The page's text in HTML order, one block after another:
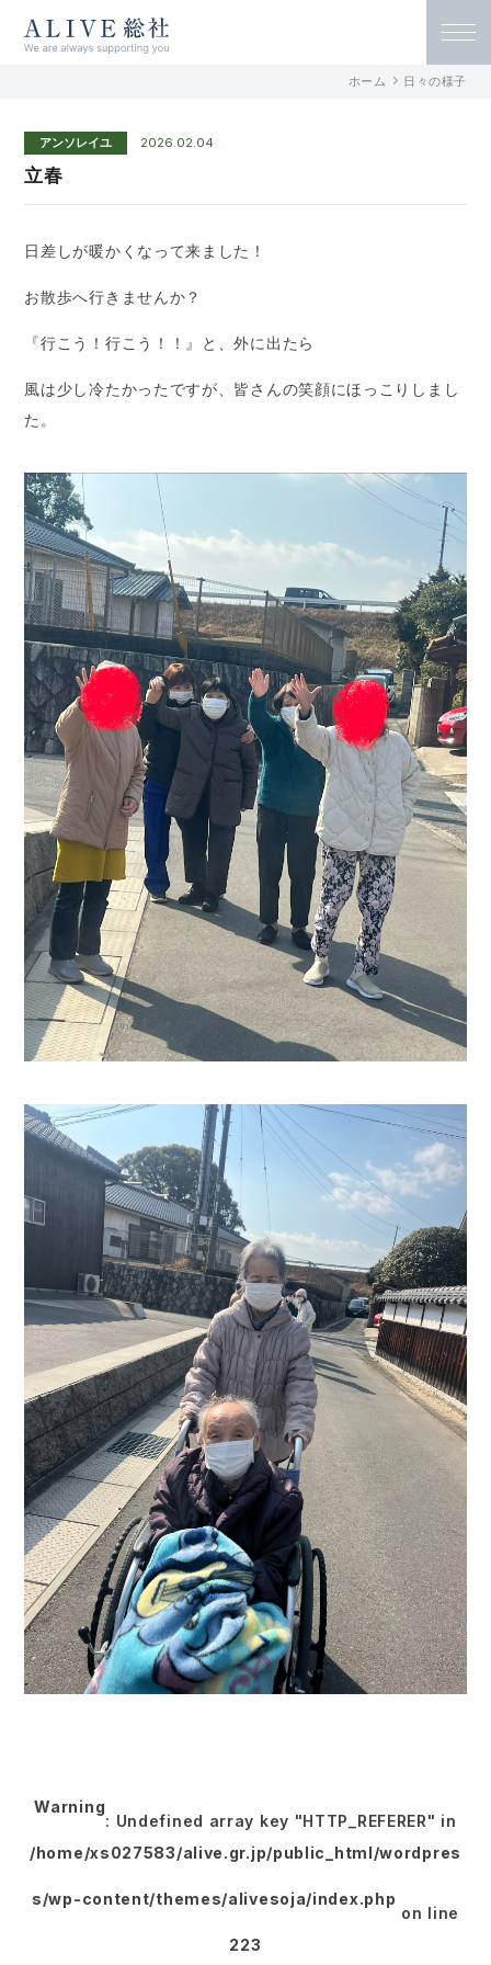
アンソレイユ総社
ホーム 日々の様子
アンソレイユ 2026.02.04
立春
日差しが暖かくなって来ました！
お散歩へ行きませんか？
『行こう！行こう！！』と、外に出たら
風は少し冷たかったですが、皆さんの笑顔にほっこりしまし
た。
Warning
: Undefined array key "HTTP_REFERER" in
/home/xs027583/alive.gr.jp/public_html/wordpres
s/wp-content/themes/alivesoja/index.php
on line
223